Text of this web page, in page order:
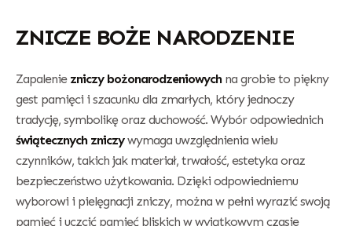
ZNICZE BOŻE NARODZENIE
Zapalenie zniczy bożonarodzeniowychna grobie to piękny
gest pamięci i szacunku dla zmarłych, który jednoczy
tradycję, symbolikę oraz duchowość. Wybór odpowiednich
świątecznych zniczywymaga uwzględnienia wielu
czynników, takich jak materiał, trwałość, estetyka oraz
bezpieczeństwo użytkowania. Dzięki odpowiedniemu
wyborowi i pielęgnacji zniczy, można w pełni wyrazić swoją
pamięć i uczcić pamięć bliskich w wyjątkowym czasie